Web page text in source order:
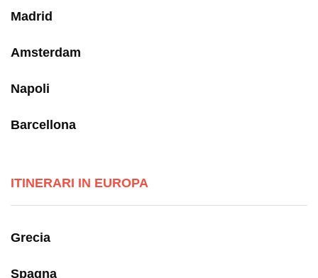
Madrid
Amsterdam
Napoli
Barcellona
ITINERARI IN EUROPA
Grecia
Spagna